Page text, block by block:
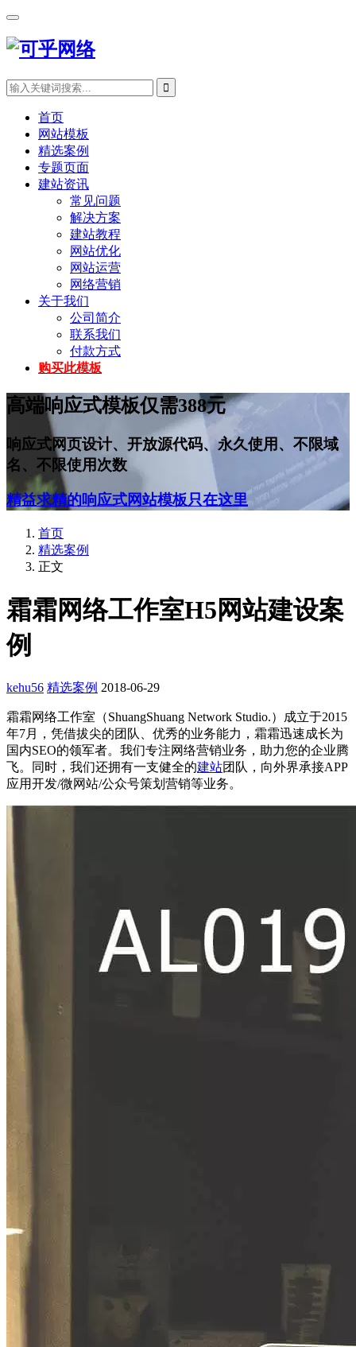
首页
网站模板
精选案例
专题页面
建站资讯
常见问题
解决方案
建站教程
网站优化
网站运营
网络营销
关于我们
公司简介
联系我们
付款方式
购买此模板
高端响应式模板仅需388元
响应式网页设计、开放源代码、永久使用、不限域
名、不限使用次数
精益求精的响应式网站模板只在这里
首页
精选案例
正文
霜霜网络工作室H5网站建设案
例
kehu56 精选案例 2018-06-29
霜霜网络工作室（ShuangShuang Network Studio.）成立于2015
年7月，凭借拔尖的团队、优秀的业务能力，霜霜迅速成长为
国内SEO的领军者。我们专注网络营销业务，助力您的企业腾
飞。同时，我们还拥有一支健全的建站团队，向外界承接APP
应用开发/微网站/公众号策划营销等业务。